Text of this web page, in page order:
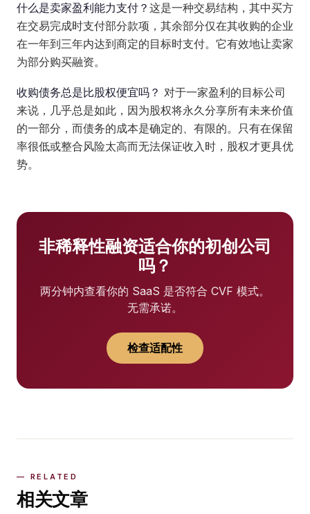
什么是卖家盈利能力支付？ 这是一种交易结构，其中买方
在交易完成时支付部分款项，其余部分仅在其收购的企业
在一年到三年内达到商定的目标时支付。它有效地让卖家
为部分购买融资。
收购债务总是比股权便宜吗？ 对于一家盈利的目标公司
来说，几乎总是如此，因为股权将永久分享所有未来价值
的一部分，而债务的成本是确定的、有限的。只有在保留
率很低或整合风险太高而无法保证收入时，股权才更具优
势。
非稀释性融资适合你的初创公司
吗？
两分钟内查看你的 SaaS 是否符合 CVF 模式。
无需承诺。
检查适配性
相关文章